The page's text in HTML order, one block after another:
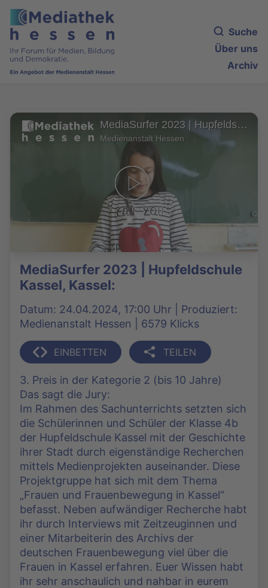
Suche
Über uns
Archiv
MediaSurfer 2023 | Hupfeldschule Kassel, Kassel:
Medienanstalt Hessen
MediaSurfer 2023 | Hupfeldschule
Kassel, Kassel:
Datum: 24.04.2024, 17:00 Uhr | Produziert:
Medienanstalt Hessen | 6579 Klicks
EINBETTEN TEILEN
3. Preis in der Kategorie 2 (bis 10 Jahre)
Das sagt die Jury:
Im Rahmen des Sachunterrichts setzten sich
die Schülerinnen und Schüler der Klasse 4b
der Hupfeldschule Kassel mit der Geschichte
ihrer Stadt durch eigenständige Recherchen
mittels Medienprojekten auseinander. Diese
Projektgruppe hat sich mit dem Thema
„Frauen und Frauenbewegung in Kassel“
befasst. Neben aufwändiger Recherche habt
ihr durch Interviews mit Zeitzeuginnen und
einer Mitarbeiterin des Archivs der
deutschen Frauenbewegung viel über die
Frauen in Kassel erfahren. Euer Wissen habt
ihr sehr anschaulich und nahbar in eurem